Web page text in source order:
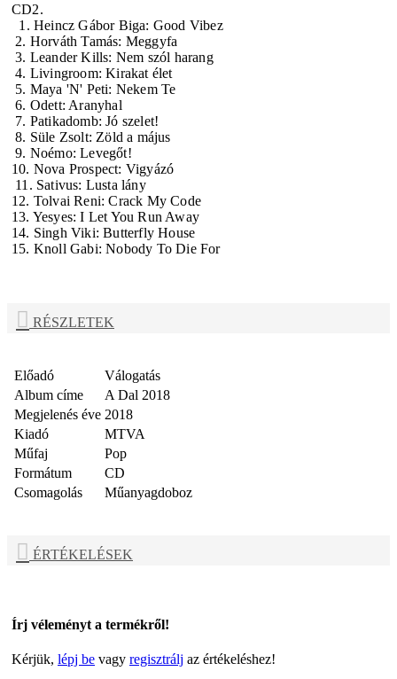
CD2.
1. Heincz Gábor Biga: Good Vibez
2. Horváth Tamás: Meggyfa
3. Leander Kills: Nem szól harang
4. Livingroom: Kirakat élet
5. Maya 'N' Peti: Nekem Te
6. Odett: Aranyhal
7. Patikadomb: Jó szelet!
8. Süle Zsolt: Zöld a május
9. Noémo: Levegőt!
10. Nova Prospect: Vigyázó
11. Sativus: Lusta lány
12. Tolvai Reni: Crack My Code
13. Yesyes: I Let You Run Away
14. Singh Viki: Butterfly House
15. Knoll Gabi: Nobody To Die For
RÉSZLETEK
Előadó
Válogatás
Album címe
A Dal 2018
Megjelenés éve 2018
Kiadó
MTVA
Műfaj
Pop
Formátum
CD
Csomagolás
Műanyagdoboz
ÉRTÉKELÉSEK
Írj véleményt a termékről!
Kérjük, lépj be vagy regisztrálj az értékeléshez!